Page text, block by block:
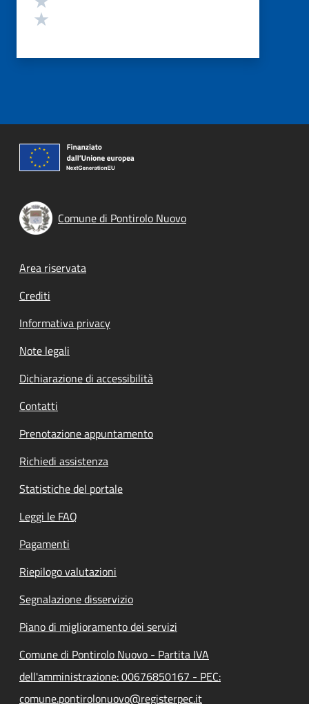
Comune di Pontirolo Nuovo
Footer menu
Area riservata
Crediti
Informativa privacy
Note legali
Dichiarazione di accessibilità
Contatti
Prenotazione appuntamento
Richiedi assistenza
Statistiche del portale
Leggi le FAQ
Pagamenti
Riepilogo valutazioni
Segnalazione disservizio
Piano di miglioramento dei servizi
Comune di Pontirolo Nuovo - Partita IVA
dell'amministrazione: 00676850167 - PEC:
comune.pontirolonuovo@registerpec.it